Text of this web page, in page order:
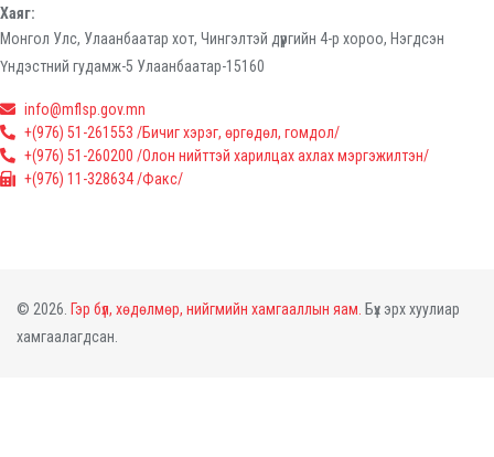
Хаяг:
Монгол Улс, Улаанбаатар хот, Чингэлтэй дүүргийн 4-р хороо, Нэгдсэн
Үндэстний гудамж-5 Улаанбаатар-15160
info@mflsp.gov.mn
+(976) 51-261553 /Бичиг хэрэг, өргөдөл, гомдол/
+(976) 51-260200 /Олон нийттэй харилцах ахлах мэргэжилтэн/
+(976) 11-328634 /Факс/
© 2026. Гэр бүл, хөдөлмөр, нийгмийн хамгааллын яам. Бүх эрх хуулиар
хамгаалагдсан.